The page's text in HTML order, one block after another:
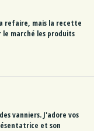
refaire, mais la recette
marché les produits
vanniers. J'adore vos
et son